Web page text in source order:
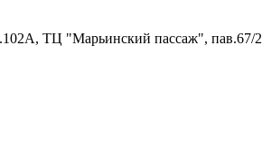
ТЦ "Марьинский пассаж", пав.67/2